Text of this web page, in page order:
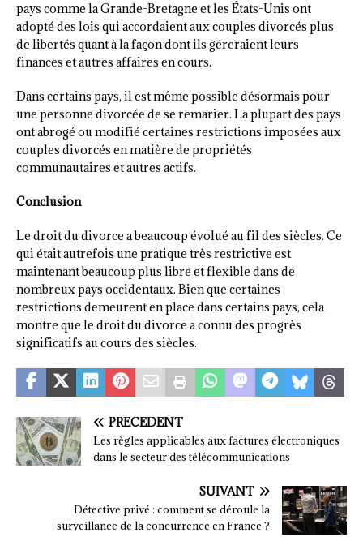
pays comme la Grande-Bretagne et les États-Unis ont
adopté des lois qui accordaient aux couples divorcés plus
de libertés quant à la façon dont ils géreraient leurs
finances et autres affaires en cours.
Dans certains pays, il est même possible désormais pour
une personne divorcée de se remarier. La plupart des pays
ont abrogé ou modifié certaines restrictions imposées aux
couples divorcés en matière de propriétés
communautaires et autres actifs.
Conclusion
Le droit du divorce a beaucoup évolué au fil des siècles. Ce
qui était autrefois une pratique très restrictive est
maintenant beaucoup plus libre et flexible dans de
nombreux pays occidentaux. Bien que certaines
restrictions demeurent en place dans certains pays, cela
montre que le droit du divorce a connu des progrès
significatifs au cours des siècles.
PRÉCÉDENT
Les règles applicables aux factures électroniques
dans le secteur des télécommunications
SUIVANT
Détective privé : comment se déroule la
surveillance de la concurrence en France ?